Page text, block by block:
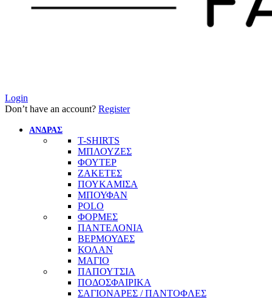
Login
Don’t have an account? Register
ΑΝΔΡΑΣ
T-SHIRTS
ΜΠΛΟΥΖΕΣ
ΦΟΥΤΕΡ
ΖΑΚΕΤΕΣ
ΠΟΥΚΑΜΙΣΑ
ΜΠΟΥΦΑΝ
POLO
ΦΟΡΜΕΣ
ΠΑΝΤΕΛΟΝΙΑ
ΒΕΡΜΟΥΔΕΣ
ΚΟΛΑΝ
ΜΑΓΙΟ
ΠΑΠΟΥΤΣΙΑ
ΠΟΔΟΣΦΑΙΡΙΚΑ
ΣΑΓΙΟΝΑΡΕΣ / ΠΑΝΤΟΦΛΕΣ